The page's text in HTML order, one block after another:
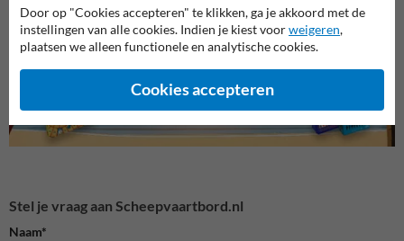
Scheepvaartborden BPR
Stel je vraag aan Scheepvaartbord.nl
Naam*
Door op "Cookies accepteren" te klikken, ga je akkoord met de
instellingen van alle cookies. Indien je kiest voorweigeren,
plaatsen we alleen functionele en analytische cookies.
Cookies accepteren